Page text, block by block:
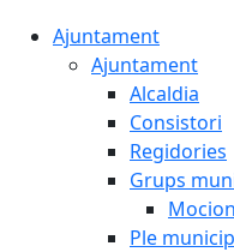
Ajuntament
Ajuntament
Alcaldia
Consistori
Regidories
Grups
Ple